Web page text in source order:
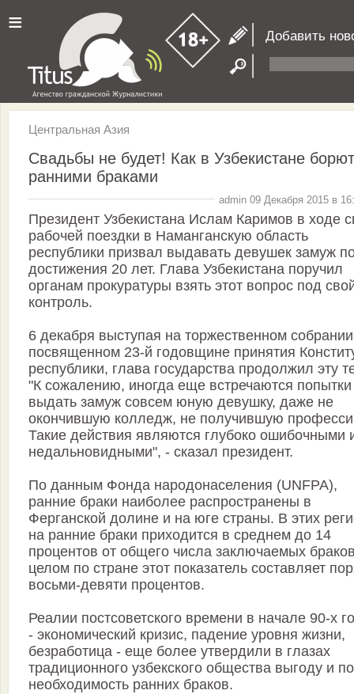
≡ Добавить
Центральная Азия
Свадьбы не будет! Как в Узбекистане
ранними браками
admin 09 Декабря 2015 в
Президент Узбекистана Ислам Каримов в ходе
рабочей поездки в Наманганскую область
республики призвал выдавать девушек замуж
достижения 20 лет. Глава Узбекистана поручил
органам прокуратуры взять этот вопрос под
контроль.
6 декабря выступая на торжественном
посвященном 23-й годовщине принятия
республики, глава государства продолжил эту
"К сожалению, иногда еще встречаются попытки
выдать замуж совсем юную девушку, даже не
окончившую колледж, не получившую
Такие действия являются глубоко ошибочными
недальновидными", - сказал президент.
По данным Фонда народонаселения (UNFPA),
ранние браки наиболее распространены в
Ферганской долине и на юге страны. В этих
на ранние браки приходится в среднем до 14
процентов от общего числа заключаемых
целом по стране этот показатель составляет
восьми-девяти процентов.
Реалии постсоветского времени в начале 90-х
- экономический кризис, падение уровня жизни,
безработица - еще более утвердили в глазах
традиционного узбекского общества выгоду и
необходимость ранних браков.